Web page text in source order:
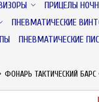
ПРИЦЕЛЫ
ПНЕВМАТИЧЕСКИЕ
ПНЕВМАТИЧЕСКИЕ
ФОНАРЬ ТАКТИЧЕСКИЙ БАРС